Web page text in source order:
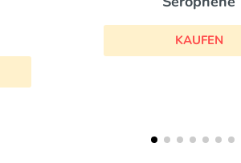
Dostinex
KAUFEN